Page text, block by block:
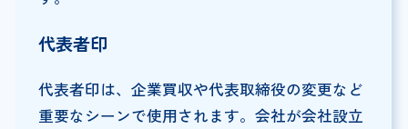
代表者印
代表者印は、企業買収や代表取締役の変更など
重要なシーンで使用されます。会社が会社設立